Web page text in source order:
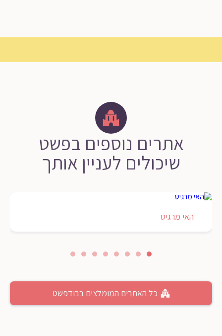
אתרים נוספים בפשט
שיכולים לעניין אותך
האי מרגיט
כל האתרים המומלצים בבודפשט